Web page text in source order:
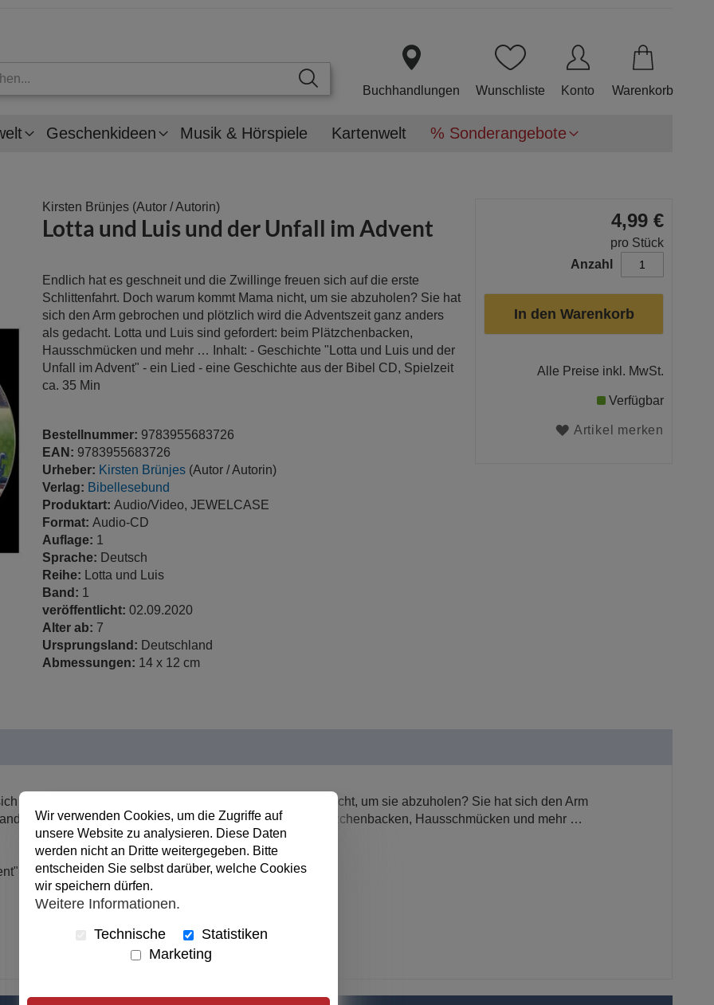
Buchhandlungen Wunschliste Konto Warenkorb
Geschenkideen Musik & Hörspiele Kartenwelt % Sonderangebote
Kirsten Brünjes (Autor / Autorin)
Lotta und Luis und der Unfall im Advent
Endlich hat es geschneit und die Zwillinge freuen sich auf die erste
Schlittenfahrt. Doch warum kommt Mama nicht, um sie abzuholen? Sie hat
sich den Arm gebrochen und plötzlich wird die Adventszeit ganz anders
als gedacht. Lotta und Luis sind gefordert: beim Plätzchenbacken,
Hausschmücken und mehr … Inhalt: - Geschichte "Lotta und Luis und der
Unfall im Advent" - ein Lied - eine Geschichte aus der Bibel CD, Spielzeit
ca. 35 Min
Bestellnummer: 9783955683726
EAN: 9783955683726
Urheber: Kirsten Brünjes (Autor / Autorin)
Verlag: Bibellesebund
Produktart: Audio/Video, JEWELCASE
Format: Audio-CD
Auflage: 1
Sprache: Deutsch
Reihe:
Lotta und Luis
Band: 1
veröffentlicht: 02.09.2020
Alter ab: 7
Ursprungsland: Deutschland
Abmessungen: 14 x 12 cm
4,99 €
pro Stück
Anzahl
In den Warenkorb
Alle Preise inkl. MwSt.
Verfügbar
Artikel merken
auf die erste Schlittenfahrt. Doch warum kommt Mama nicht, um sie abzuholen? Sie hat sich den Arm
als gedacht. Lotta und Luis sind gefordert: beim Plätzchenbacken, Hausschmücken und mehr …
Wir verwenden Cookies, um die Zugriffe auf
unsere Website zu analysieren. Diese Daten
werden nicht an Dritte weitergegeben. Bitte
entscheiden Sie selbst darüber, welche Cookies
wir speichern dürfen.
Weitere Informationen.
Technische
Statistiken
Marketing